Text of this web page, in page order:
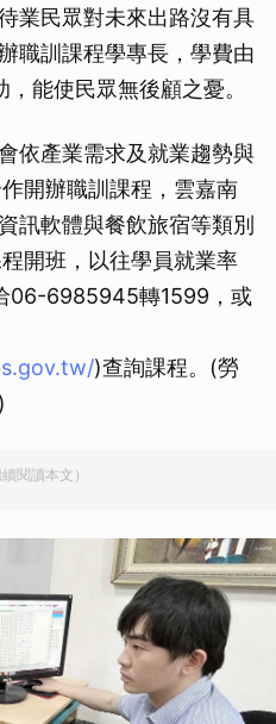
業民眾對未來出路沒有具
職訓課程學專長，學費由
能使民眾無後顧之憂。
依產業需求及就業趨勢與
開辦職訓課程，雲嘉南
訊軟體與餐飲旅宿等類別
開班，以往學員就業率
06-6985945轉1599，或
)查詢課程。(勞
閱讀本文）